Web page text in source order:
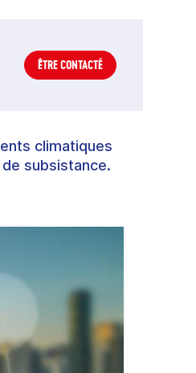
ÊTRE CONTACTÉ
climatiques
subsistance.